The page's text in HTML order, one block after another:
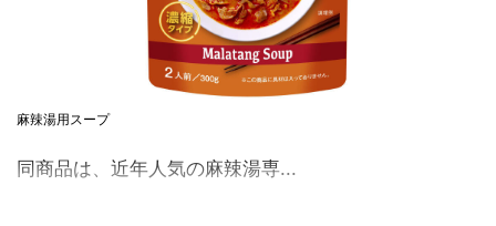
麻辣湯用スープ
同商品は、近年人気の麻辣湯専...